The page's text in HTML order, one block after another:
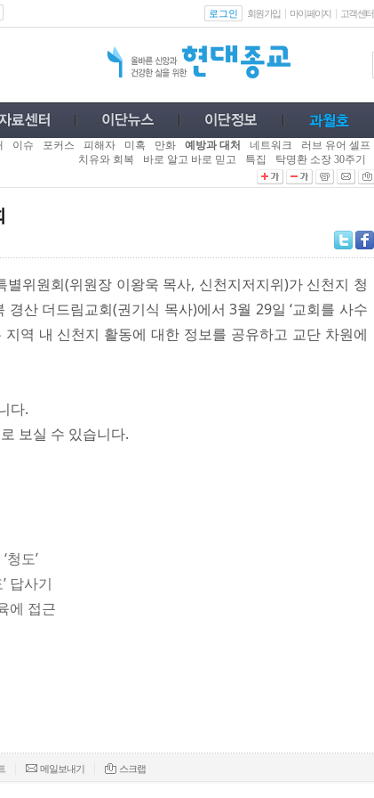
로그인 회원가입 마이페이지 고객센터
이슈 포커스 피해자 미혹 만화 예방과 대처 네트워크 러브 유어 셀프
치유와 회복
바로 알고 바로 믿고 특집 탁명환 소장 30주기
위원회(위원장 이왕욱 목사, 신천지저지위)가 신천지 청
산 더드림교회(권기식 목사)에서 3월 29일 ‘교회를 사수
역 내 신천지 활동에 대한 정보를 공유하고 교단 차원에
다.
보실 수 있습니다.
도’
답사기
에 접근
메일보내기 스크랩